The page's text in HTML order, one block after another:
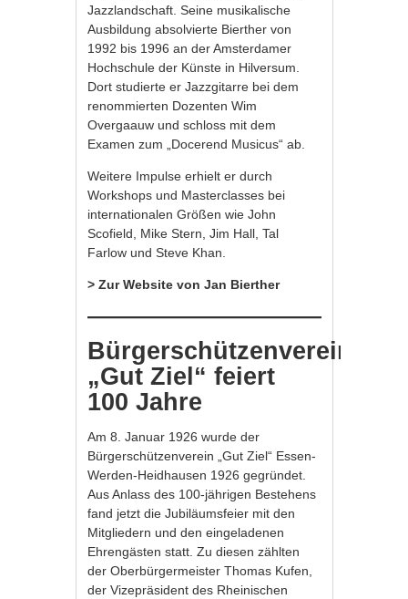
Jazzlandschaft. Seine musikalische
Ausbildung absolvierte Bierther von
1992 bis 1996 an der Amsterdamer
Hochschule der Künste in Hilversum.
Dort studierte er Jazzgitarre bei dem
renommierten Dozenten Wim
Overgaauw und schloss mit dem
Examen zum „Docerend Musicus“ ab.
Weitere Impulse erhielt er durch
Workshops und Masterclasses bei
internationalen Größen wie John
Scofield, Mike Stern, Jim Hall, Tal
Farlow und Steve Khan.
> Zur Website von Jan Bierther
Bürgerschützenverein
„Gut Ziel“ feiert
100 Jahre
Am 8. Januar 1926 wurde der
Bürgerschützenverein „Gut Ziel“ Essen-
Werden-Heidhausen 1926 gegründet.
Aus Anlass des 100-jährigen Bestehens
fand jetzt die Jubiläumsfeier mit den
Mitgliedern und den eingeladenen
Ehrengästen statt. Zu diesen zählten
der Oberbürgermeister Thomas Kufen,
der Vizepräsident des Rheinischen